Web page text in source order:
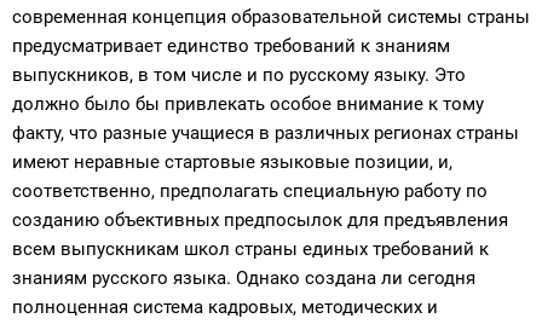
современная концепция образовательной системы страны
предусматривает единство требований к знаниям
выпускников, в том числе и по русскому языку. Это
должно было бы привлекать особое внимание к тому
факту, что разные учащиеся в различных регионах страны
имеют неравные стартовые языковые позиции, и,
соответственно, предполагать специальную работу по
созданию объективных предпосылок для предъявления
всем выпускникам школ страны единых требований к
знаниям русского языка. Однако создана ли сегодня
полноценная система кадровых, методических и